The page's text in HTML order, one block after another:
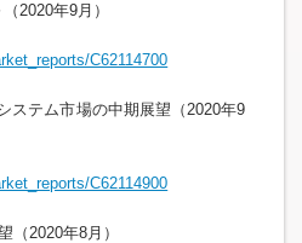
2020年9月）
C62114700
ステム市場の中期展望（2020年9
C62114900
（2020年8月）